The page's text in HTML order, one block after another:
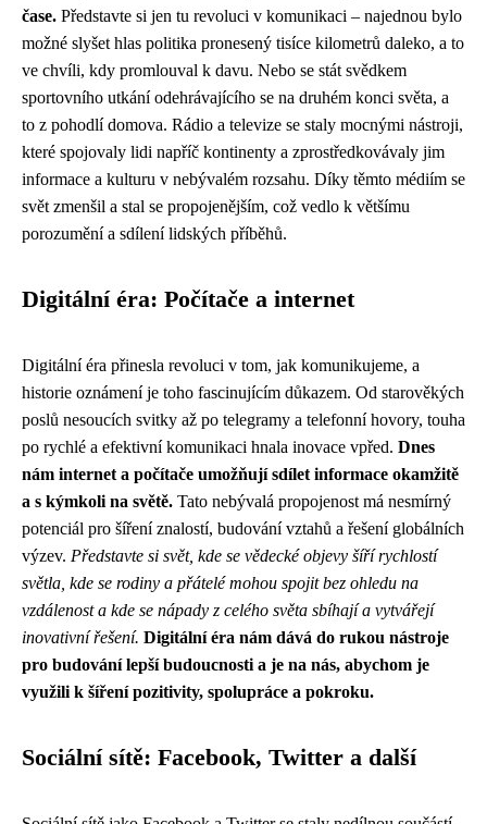
čase. Představte si jen tu revoluci v komunikaci – najednou bylo
možné slyšet hlas politika pronesený tisíce kilometrů daleko, a to
ve chvíli, kdy promlouval k davu. Nebo se stát svědkem
sportovního utkání odehrávajícího se na druhém konci světa, a
to z pohodlí domova. Rádio a televize se staly mocnými nástroji,
které spojovaly lidi napříč kontinenty a zprostředkovávaly jim
informace a kulturu v nebývalém rozsahu. Díky těmto médiím se
svět zmenšil a stal se propojenějším, což vedlo k většímu
porozumění a sdílení lidských příběhů.
Digitální éra: Počítače a internet
Digitální éra přinesla revoluci v tom, jak komunikujeme, a
historie oznámení je toho fascinujícím důkazem. Od starověkých
poslů nesoucích svitky až po telegramy a telefonní hovory, touha
po rychlé a efektivní komunikaci hnala inovace vpřed. Dnes
nám internet a počítače umožňují sdílet informace okamžitě
a s kýmkoli na světě. Tato nebývalá propojenost má nesmírný
potenciál pro šíření znalostí, budování vztahů a řešení globálních
výzev. Představte si svět, kde se vědecké objevy šíří rychlostí
světla, kde se rodiny a přátelé mohou spojit bez ohledu na
vzdálenost a kde se nápady z celého světa sbíhají a vytvářejí
inovativní řešení. Digitální éra nám dává do rukou nástroje
pro budování lepší budoucnosti a je na nás, abychom je
využili k šíření pozitivity, spolupráce a pokroku.
Sociální sítě: Facebook, Twitter a další